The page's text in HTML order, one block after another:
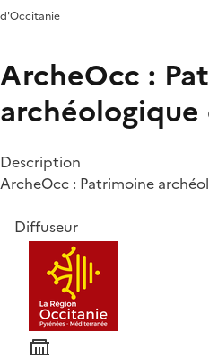
d'Occitanie
ArcheOcc :
Description
ArcheOcc : Patrimoine
Diffuseur